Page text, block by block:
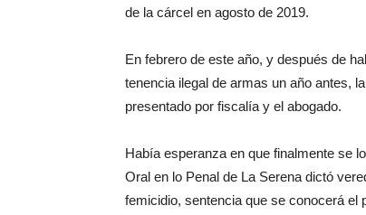
de la cárcel en agosto de 2019.
En febrero de este año, y después de
tenencia ilegal de armas un año antes,
presentado por fiscalía y el abogado.
Había esperanza en que finalmente se
Oral en lo Penal de La Serena dictó
femicidio, sentencia que se conocerá el